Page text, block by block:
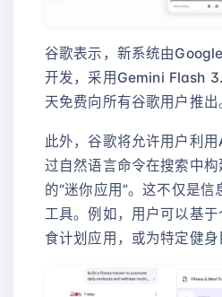
谷歌表示，新系统由
开发，采用Gemini Flash
天免费向所有谷歌用户推出
此外，谷歌将允许用户利
过自然语言命令在搜索中
的“迷你应用”。这不仅是
工具。例如，用户可以基
食计划应用，或为特定健身